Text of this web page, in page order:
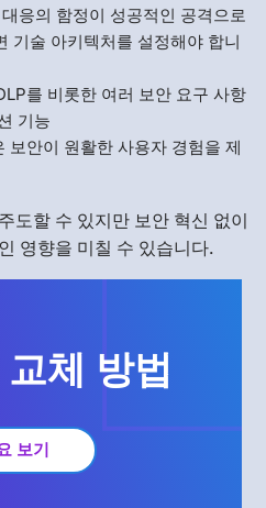
응의 함정이 성공적인 공격으로
기술 아키텍처를 설정해야 합니
를 비롯한 여러 보안 요구 사항
기능
보안이 원활한 사용자 경험을 제
도할 수 있지만 보안 혁신 없이
영향을 미칠 수 있습니다.
체 방법
보기